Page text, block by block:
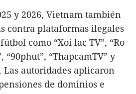
y 2026, Vietnam también
contra plataformas ilegales
como “Xoi lac TV”, “Ro
“90phut”, “ThapcamTV” y
Las autoridades aplicaron
de dominios e